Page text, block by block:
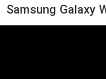
Samsung Galaxy